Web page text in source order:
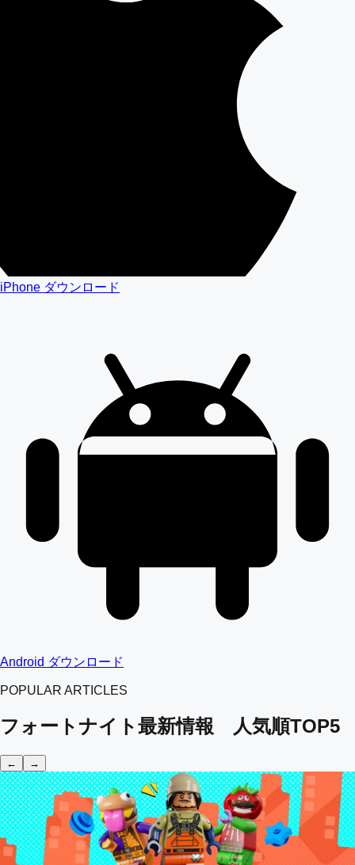
iPhone ダウンロード
Android ダウンロード
POPULAR ARTICLES
フォートナイト最新情報 人気順TOP5
← →